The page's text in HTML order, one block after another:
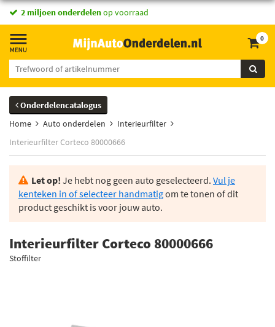
2 miljoen onderdelenop voorraad
0
Onderdelencatalogus
Home
Auto onderdelen
Interieurfilter
Interieurfilter Corteco 80000666
Let op! Je hebt nog geen auto geselecteerd. Vul je
kenteken in of selecteer handmatigom te tonen of dit
product geschikt is voor jouw auto.
Interieurfilter Corteco 80000666
Stoffilter